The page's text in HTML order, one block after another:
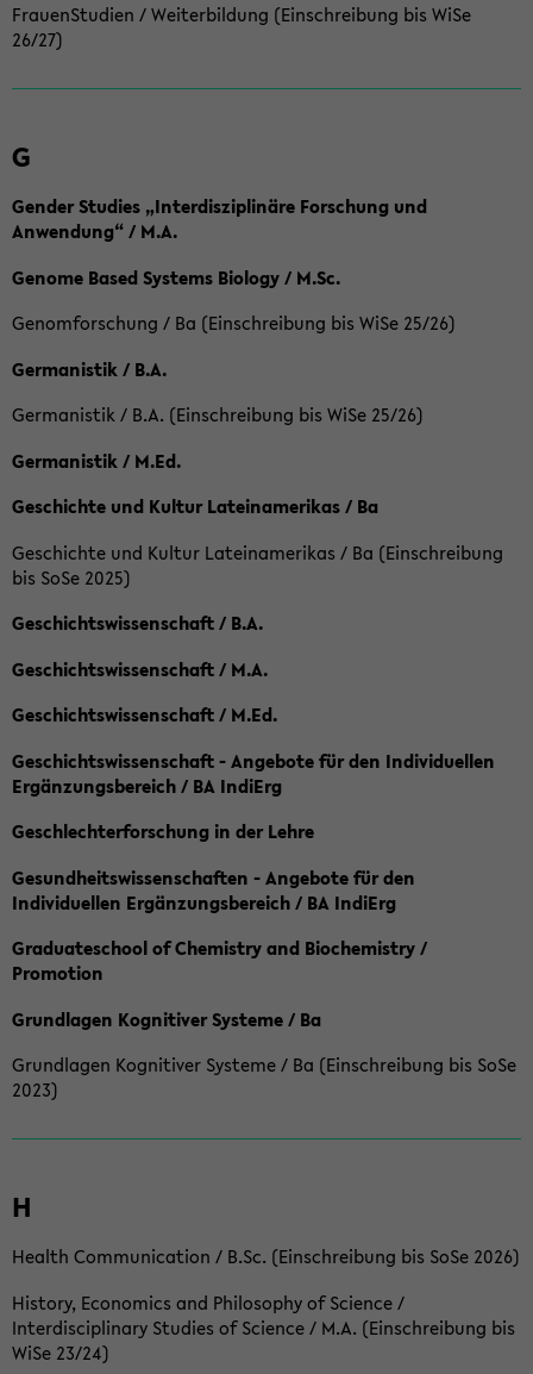
FrauenStudien / Weiterbildung (Einschreibung bis WiSe
26/27)
G
Gender Studies „Interdisziplinäre Forschung und
Anwendung“ / M.A.
Genome Based Systems Biology / M.Sc.
Genomforschung / Ba (Einschreibung bis WiSe 25/26)
Germanistik / B.A.
Germanistik / B.A. (Einschreibung bis WiSe 25/26)
Germanistik / M.Ed.
Geschichte und Kultur Lateinamerikas / Ba
Geschichte und Kultur Lateinamerikas / Ba (Einschreibung
bis SoSe 2025)
Geschichtswissenschaft / B.A.
Geschichtswissenschaft / M.A.
Geschichtswissenschaft / M.Ed.
Geschichtswissenschaft - Angebote für den Individuellen
Ergänzungsbereich / BA IndiErg
Geschlechterforschung in der Lehre
Gesundheitswissenschaften - Angebote für den
Individuellen Ergänzungsbereich / BA IndiErg
Graduateschool of Chemistry and Biochemistry /
Promotion
Grundlagen Kognitiver Systeme / Ba
Grundlagen Kognitiver Systeme / Ba (Einschreibung bis SoSe
2023)
H
Health Communication / B.Sc. (Einschreibung bis SoSe 2026)
History, Economics and Philosophy of Science /
Interdisciplinary Studies of Science / M.A. (Einschreibung bis
WiSe 23/24)